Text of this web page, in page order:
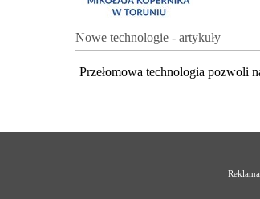
Nowe technologie - artykuły
Przełomowa technologia pozwoli